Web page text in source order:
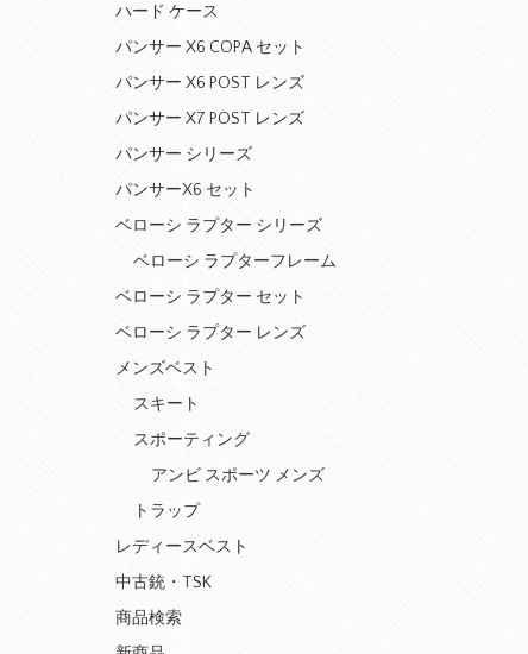
ハード ケース
パンサー X6 COPA セット
パンサー X6 POST レンズ
パンサー X7 POST レンズ
パンサー シリーズ
パンサーX6 セット
ベローシ ラプター シリーズ
ベローシ ラプターフレーム
ベローシ ラプター セット
ベローシ ラプター レンズ
メンズベスト
スキート
スポーティング
アンビ スポーツ メンズ
トラップ
レディースベスト
中古銃・TSK
商品検索